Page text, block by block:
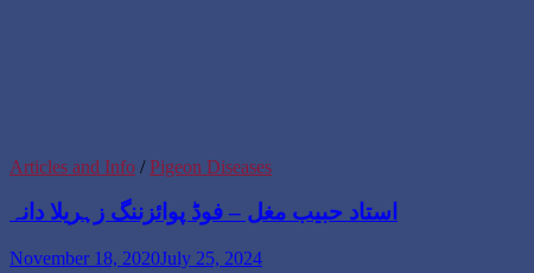
Articles and Info / Pigeon Diseases
استاد حبیب مغل – فوڈ پوائزننگ زہریلا دانہ
November 18, 2020July 25, 2024